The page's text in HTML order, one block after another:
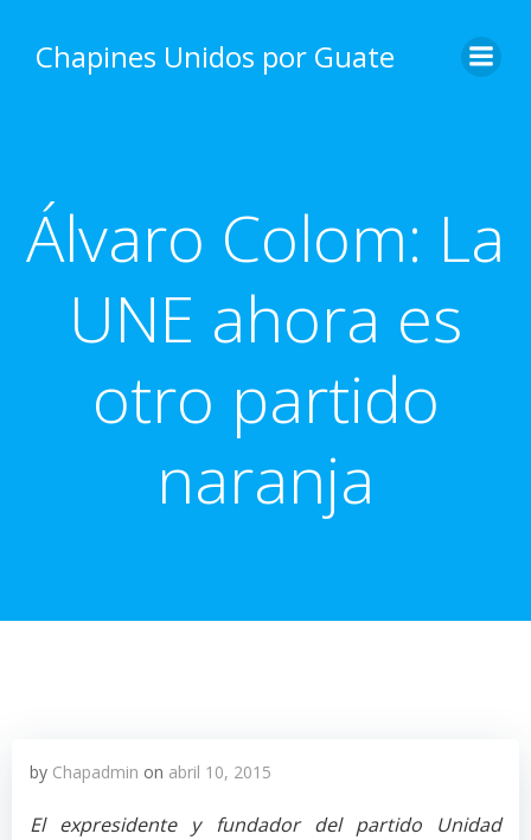
content
Chapines Unidos por Guate
Álvaro Colom: La
UNE ahora es
otro partido
naranja
by Chapadmin on abril 10, 2015
El expresidente y fundador del partido Unidad